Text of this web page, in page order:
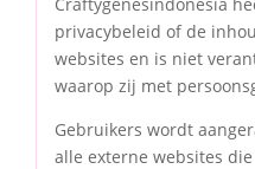
privacybeleid of de
websites en is niet
waarop zij met
Gebruikers wordt
alle externe websites